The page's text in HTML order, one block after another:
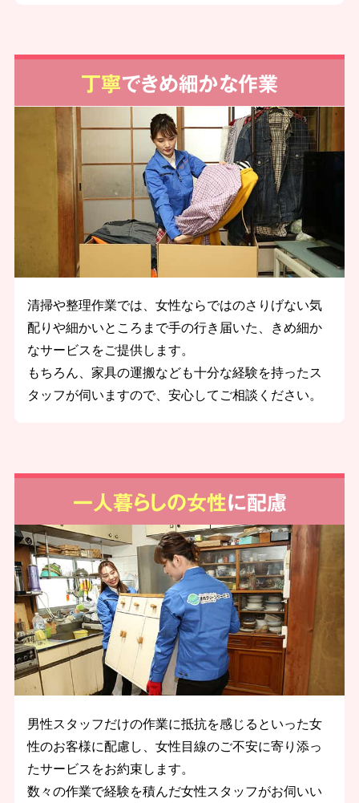
丁寧できめ細かな作業
清掃や整理作業では、女性ならではのさりげない気
配りや細かいところまで手の行き届いた、きめ細か
なサービスをご提供します。
もちろん、家具の運搬なども十分な経験を持ったス
タッフが伺いますので、安心してご相談ください。
一人暮らしの女性に配慮
男性スタッフだけの作業に抵抗を感じるといった女
性のお客様に配慮し、女性目線のご不安に寄り添っ
たサービスをお約束します。
数々の作業で経験を積んだ女性スタッフがお伺いい